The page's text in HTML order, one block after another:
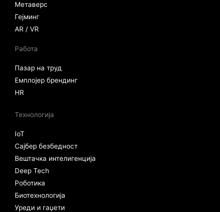
Метаверс
Гејминг
AR / VR
Работа
Пазар на труд
Емплојер брендинг
HR
Технологија
IoT
Сајбер безбедност
Вештачка интелигенција
Deep Tech
Роботика
Биотехнологија
Уреди и гаџети